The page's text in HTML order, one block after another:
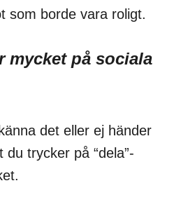
som borde vara roligt.
mycket på sociala
det eller ej händer
trycker på “dela”-